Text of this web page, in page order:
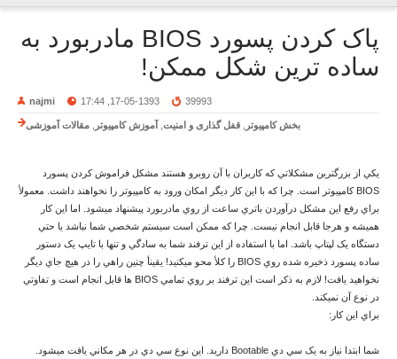
پاک کردن پسورد BIOS مادربورد به
ساده ترين شکل ممکن!
najmi 17-05-1393, 17:44 39993
بخش کامپیوتر قفل گذاری و امنیت آموزش کامپیوتر مقالات آموزشی
يکي از بزرگترين مشکلاتي که کاربران با آن روبرو هستند مشکل فراموش کردن پسورد
BIOS کامپيوتر است. چرا که با اين کار ديگر امکان ورود به کامپيوتر را نخواهند داشت. معمولأ
براي رفع اين مشکل درآوردن باتري ساعت از روي مادربورد پيشنهاد ميشود. اما اين کار
هميشه و هرجا قابل انجام نيست. چرا که ممکن است سيستم شخصي شما نباشد يا حتي
دستگاه يک لپتاپ باشد. اما با استفاده از اين ترفند شما به سادگي و تنها با تايپ يک دستور
ساده پسورد ذخيره شده روي BIOS را کلأ محو ميکنيد! يقينأ چنين راهي را در هيچ جاي ديگر
نخواهيد يافت! لازم به ذکر است اين ترفند بر روي تمامي BIOS ها قابل انجام است و تفاوتي
در نوع آن نميکند.
براي اين کار:
شما ابتدا نياز به يک سي دي Bootable داريد. اين نوع سي دي در هر مکاني يافت ميشود.